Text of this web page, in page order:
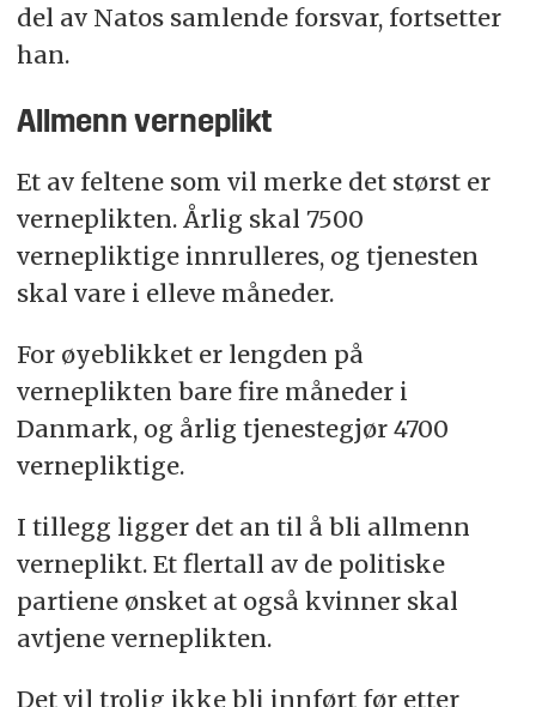
del av Natos samlende forsvar, fortsetter
han.
Allmenn verneplikt
Et av feltene som vil merke det størst er
verneplikten. Årlig skal 7500
vernepliktige innrulleres, og tjenesten
skal vare i elleve måneder.
For øyeblikket er lengden på
verneplikten bare fire måneder i
Danmark, og årlig tjenestegjør 4700
vernepliktige.
I tillegg ligger det an til å bli allmenn
verneplikt. Et flertall av de politiske
partiene ønsket at også kvinner skal
avtjene verneplikten.
Det vil trolig ikke bli innført før etter